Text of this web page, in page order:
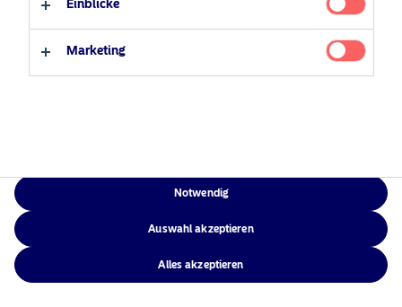
©2026 – Nordea Asset Management – alle Rechte vorbehalten
Einblicke
Marketing
Notwendig
Auswahl akzeptieren
Alles akzeptieren